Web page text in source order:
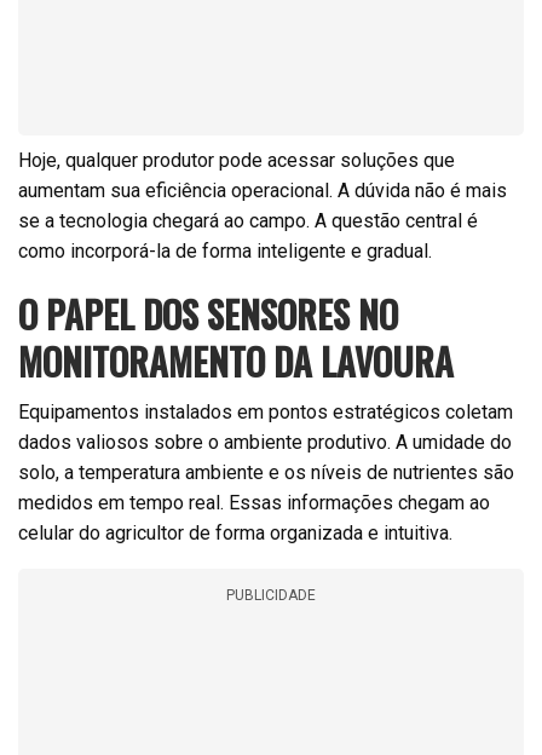
Hoje, qualquer produtor pode acessar soluções que
aumentam sua eficiência operacional. A dúvida não é mais
se a tecnologia chegará ao campo. A questão central é
como incorporá-la de forma inteligente e gradual.
O PAPEL DOS SENSORES NO
MONITORAMENTO DA LAVOURA
Equipamentos instalados em pontos estratégicos coletam
dados valiosos sobre o ambiente produtivo. A umidade do
solo, a temperatura ambiente e os níveis de nutrientes são
medidos em tempo real. Essas informações chegam ao
celular do agricultor de forma organizada e intuitiva.
PUBLICIDADE